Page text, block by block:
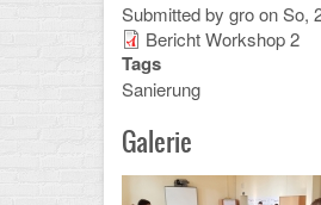
Submitted by groon So,
Bericht Workshop 2
Tags
Sanierung
Galerie